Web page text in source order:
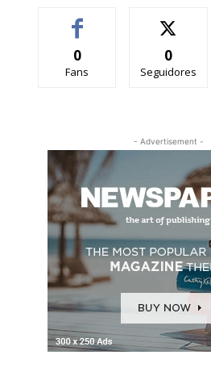
0
Fans
0
Seguidores
- Advertisement -